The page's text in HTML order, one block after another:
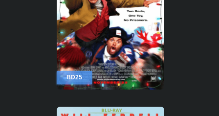
BD25